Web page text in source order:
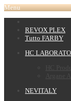
Menu
REVOX PLEX
Tutto FARBY
HC
HC
Argane
NEVITALY